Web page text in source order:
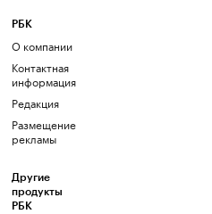
РБК
О компании
Контактная
информация
Редакция
Размещение
рекламы
Другие
продукты
РБК